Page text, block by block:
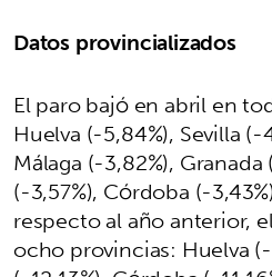
Datos provincializados
El paro bajó en abril en
Huelva (-5,84%), Sevilla (-
Málaga (-3,82%),
(-3,57%), Córdoba (-
respecto al año anterior,
ocho provincias: Huelva (-